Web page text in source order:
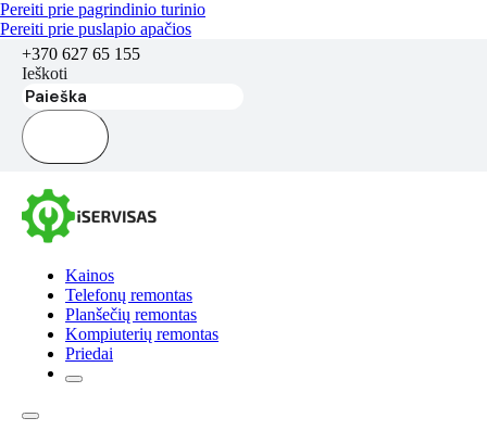
Pereiti prie pagrindinio turinio
Pereiti prie puslapio apačios
+370 627 65 155
Ieškoti
Kainos
Telefonų remontas
Planšečių remontas
Kompiuterių remontas
Priedai